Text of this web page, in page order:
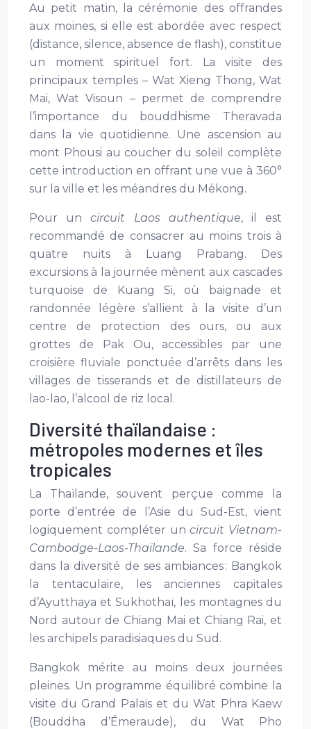
Au petit matin, la cérémonie des offrandes
aux moines, si elle est abordée avec respect
(distance, silence, absence de flash), constitue
un moment spirituel fort. La visite des
principaux temples – Wat Xieng Thong, Wat
Mai, Wat Visoun – permet de comprendre
l’importance du bouddhisme Theravada
dans la vie quotidienne. Une ascension au
mont Phousi au coucher du soleil complète
cette introduction en offrant une vue à 360°
sur la ville et les méandres du Mékong.
Pour uncircuit Laos authentique, il est
recommandé de consacrer au moins trois à
quatre nuits à Luang Prabang. Des
excursions à la journée mènent aux cascades
turquoise de Kuang Si, où baignade et
randonnée légère s’allient à la visite d’un
centre de protection des ours, ou aux
grottes de Pak Ou, accessibles par une
croisière fluviale ponctuée d’arrêts dans les
villages de tisserands et de distillateurs de
lao-lao, l’alcool de riz local.
Diversité thaïlandaise :
métropoles modernes et îles
tropicales
La Thaïlande, souvent perçue comme la
porte d’entrée de l’Asie du Sud-Est, vient
logiquement compléter uncircuit Vietnam-
Cambodge-Laos-Thaïlande. Sa force réside
dans la diversité de ses ambiances : Bangkok
la tentaculaire, les anciennes capitales
d’Ayutthaya et Sukhothaï, les montagnes du
Nord autour de Chiang Mai et Chiang Rai, et
les archipels paradisiaques du Sud.
Bangkok mérite au moins deux journées
pleines. Un programme équilibré combine la
visite du Grand Palais et du Wat Phra Kaew
(Bouddha d’Émeraude), du Wat Pho